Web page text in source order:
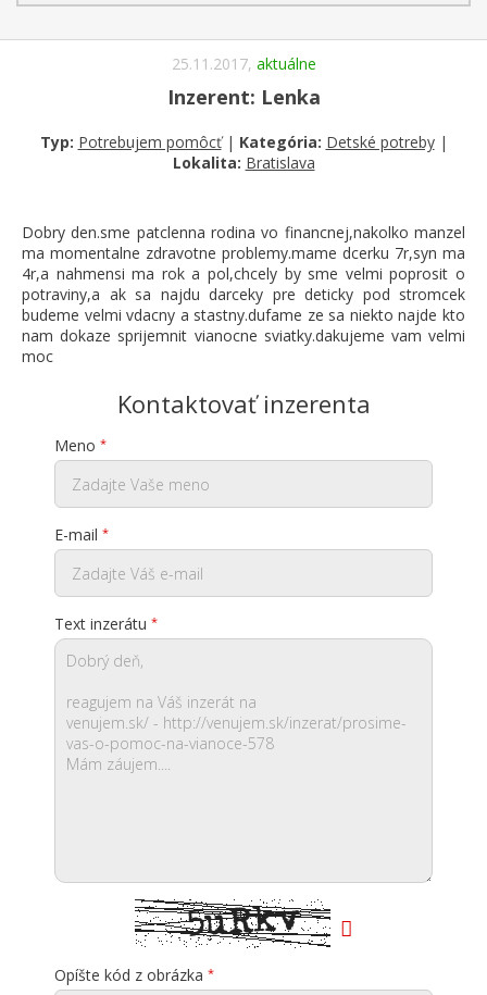
25.11.2017, aktuálne
Inzerent: Lenka
Typ: Potrebujem pomôcť| Kategória: Detské potreby|
Lokalita: Bratislava
Dobry den.sme patclenna rodina vo financnej,nakolko manzel
ma momentalne zdravotne problemy.mame dcerku 7r,syn ma
4r,a nahmensi ma rok a pol,chcely by sme velmi poprosit o
potraviny,a ak sa najdu darceky pre deticky pod stromcek
budeme velmi vdacny a stastny.dufame ze sa niekto najde kto
nam dokaze sprijemnit vianocne sviatky.dakujeme vam velmi
moc
Kontaktovať inzerenta
Meno
E-mail
Text inzerátu
Opíšte kód z obrázka